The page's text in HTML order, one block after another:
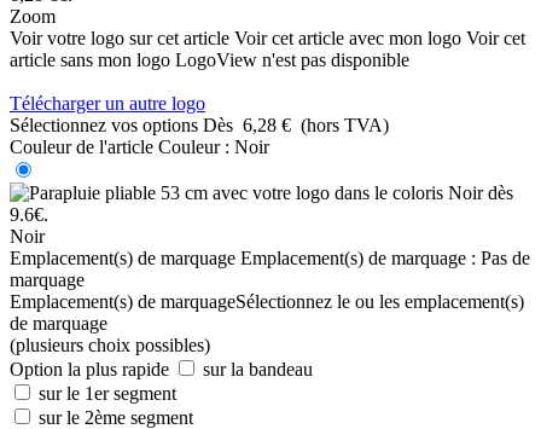
Zoom
Voir votre logo sur cet article Voir cet article avec mon logo Voir cet
article sans mon logo LogoView n'est pas disponible
Télécharger un autre logo
Sélectionnez vos options Dès 6,28 € (hors TVA)
Couleur de l'article Couleur : Noir
Noir
Emplacement(s) de marquage Emplacement(s) de marquage : Pas de
marquage
Emplacement(s) de marquageSélectionnez le ou les emplacement(s)
de marquage
(plusieurs choix possibles)
Option la plus rapide
sur la bandeau
sur le 1er segment
sur le 2ème segment